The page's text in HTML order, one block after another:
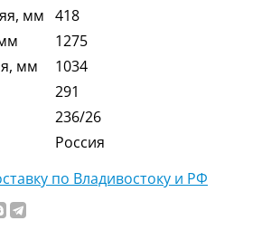
мм 418
1275
мм
1034
291
236/26
Россия
по Владивостоку и РФ